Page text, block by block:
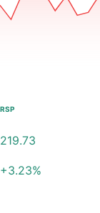
RSP
219.73
+3.23%